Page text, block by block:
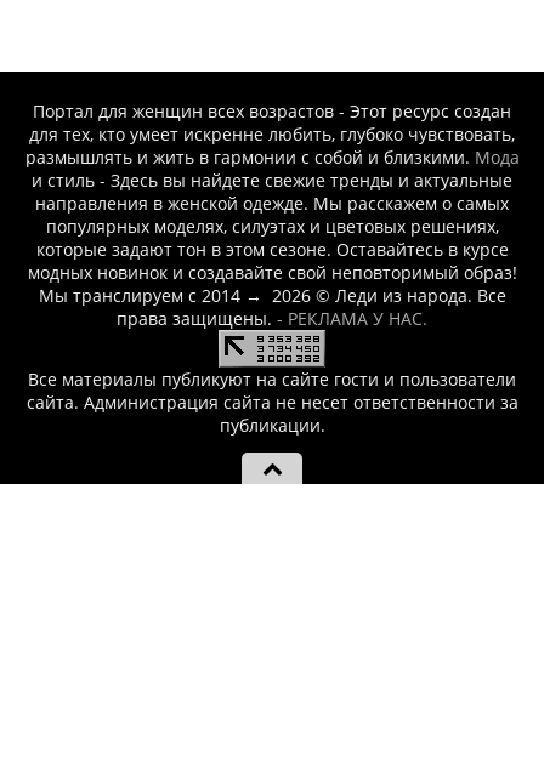
Портал для женщин всех возрастов - Этот ресурс создан
для тех, кто умеет искренне любить, глубоко чувствовать,
размышлять и жить в гармонии с собой и близкими. Мода
и стиль - Здесь вы найдете свежие тренды и актуальные
направления в женской одежде. Мы расскажем о самых
популярных моделях, силуэтах и цветовых решениях,
которые задают тон в этом сезоне. Оставайтесь в курсе
модных новинок и создавайте свой неповторимый образ!
Мы транслируем с 2014→ 2026© Леди из народа. Все
права защищены. - РЕКЛАМА У НАС.
Все материалы публикуют на сайте гости и пользователи
сайта. Администрация сайта не несет ответственности за
публикации.